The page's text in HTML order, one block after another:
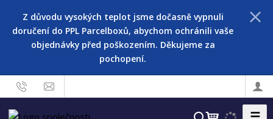
Z důvodu vysokých teplot jsme dočasně vypnuli
doručení do PPL Parcelboxů, abychom ochránili vaše
objednávky před poškozením. Děkujeme za
pochopení.
V